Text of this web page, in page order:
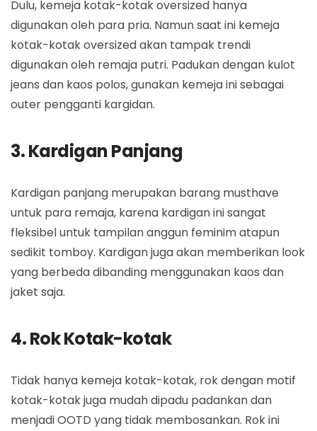
Dulu, kemeja kotak-kotak oversized hanya
digunakan oleh para pria. Namun saat ini kemeja
kotak-kotak oversized akan tampak trendi
digunakan oleh remaja putri. Padukan dengan kulot
jeans dan kaos polos, gunakan kemeja ini sebagai
outer pengganti kargidan.
3. Kardigan Panjang
Kardigan panjang merupakan barang musthave
untuk para remaja, karena kardigan ini sangat
fleksibel untuk tampilan anggun feminim atapun
sedikit tomboy. Kardigan juga akan memberikan look
yang berbeda dibanding menggunakan kaos dan
jaket saja.
4. Rok Kotak-kotak
Tidak hanya kemeja kotak-kotak, rok dengan motif
kotak-kotak juga mudah dipadu padankan dan
menjadi OOTD yang tidak membosankan. Rok ini